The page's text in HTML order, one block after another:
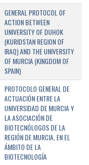
GENERAL PROTOCOL OF
ACTION BETWEEN
UNIVERSITY OF DUHOK
(KURIDSTAN REGION OF
IRAQ) AND THE UNIVERSITY
OF MURCIA (KINGDOM OF
SPAIN)
PROTOCOLO GENERAL DE
ACTUACIÓN ENTRE LA
UNIVERSIDAD DE MURCIA Y
LA ASOCIACIÓN DE
BIOTECNÓLOGOS DE LA
REGIÓN DE MURCIA, EN EL
ÁMBITO DE LA
BIOTECNOLOGÍA